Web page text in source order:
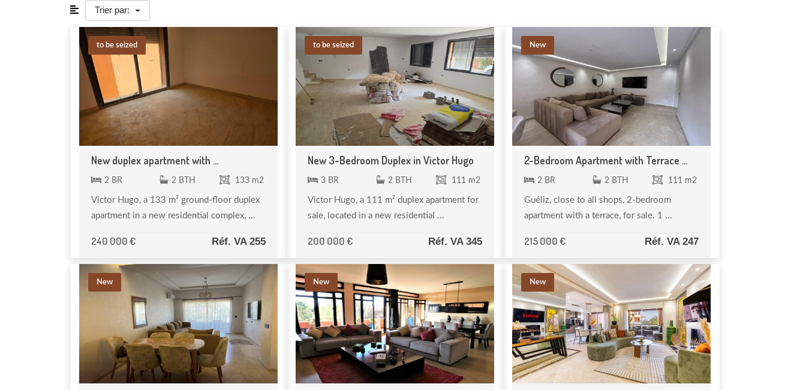
Trier par:
to be seized
New duplex apartment with ...
2 BR 2 BTH 133 m2
Victor Hugo, a 133 m² ground-floor duplex
apartment in a new residential complex, ...
240 000 € Réf. VA 255
to be seized
New 3-Bedroom Duplex in Victor Hugo
3 BR 2 BTH 111 m2
Victor Hugo, a 111 m² duplex apartment for
sale, located in a new residential ...
200 000 € Réf. VA 345
New
2-Bedroom Apartment with Terrace ...
2 BR 2 BTH 111 m2
Guéliz, close to all shops, 2-bedroom
apartment with a terrace, for sale. 1 ...
215 000 € Réf. VA 247
New New New